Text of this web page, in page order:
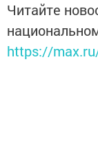
Читайте
https://